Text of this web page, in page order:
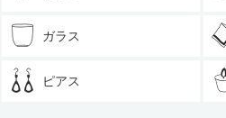
ガラス
ピアス